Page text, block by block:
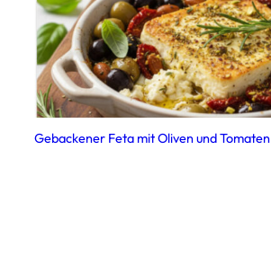
Gebackener Feta mit Oliven und Tomaten